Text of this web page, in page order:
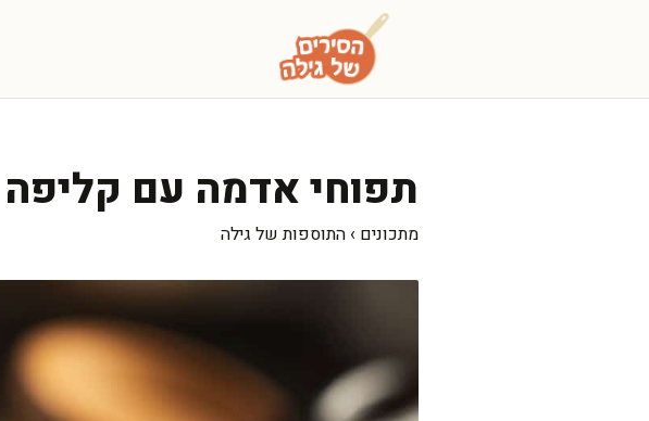
תפוחי אדמה עם קליפה
מתכונים › התוספות של גילה